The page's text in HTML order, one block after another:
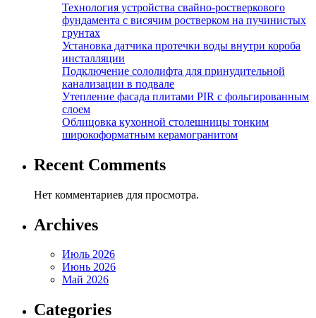
Технология устройства свайно-ростверкового
фундамента с висячим ростверком на пучинистых
грунтах
Установка датчика протечки воды внутри короба
инсталляции
Подключение сололифта для принудительной
канализации в подвале
Утепление фасада плитами PIR с фольгированным
слоем
Облицовка кухонной столешницы тонким
широкоформатным керамогранитом
Recent Comments
Нет комментариев для просмотра.
Archives
Июль 2026
Июнь 2026
Май 2026
Categories